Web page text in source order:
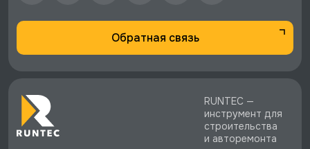
Обратная связь
RUNTEC —
инструмент для
строительства
и авторемонта